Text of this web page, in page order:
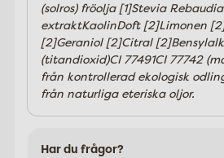
(solros) fröolja [1]Stevia
extraktKaolinDoft [2]Limonen
[2]Geraniol [2]Citral
(titandioxid)CI 77491CI 77742
från kontrollerad ekologisk
från naturliga eteriska oljor.
Har du frågor?